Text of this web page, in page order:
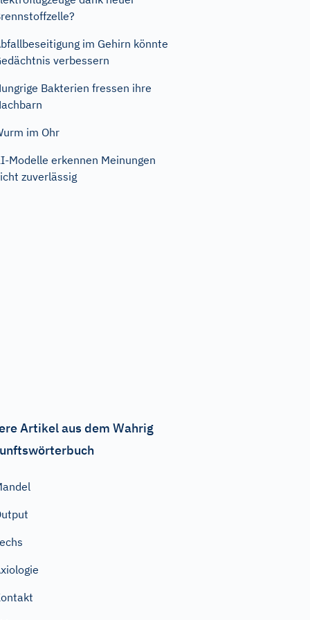
im Gehirn könnte
verbessern
Bakterien fressen ihre
im Ohr
Modelle erkennen Meinungen
zuverlässig
Artikel aus dem Wahrig